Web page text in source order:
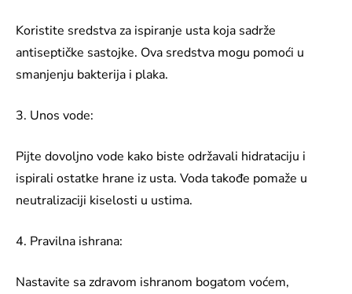
Koristite sredstva za ispiranje usta koja sadrže
antiseptičke sastojke. Ova sredstva mogu pomoći u
smanjenju bakterija i plaka.
3. Unos vode:
Pijte dovoljno vode kako biste održavali hidrataciju i
ispirali ostatke hrane iz usta. Voda takođe pomaže u
neutralizaciji kiselosti u ustima.
4. Pravilna ishrana:
Nastavite sa zdravom ishranom bogatom voćem,